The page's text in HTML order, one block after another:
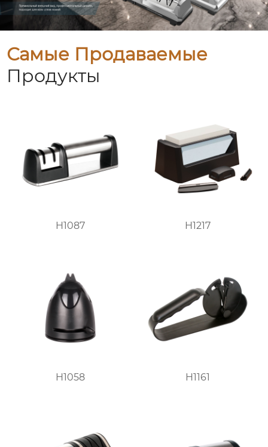
Самые Продаваемые
Продукты
H1087 H1217
H1058 H1161